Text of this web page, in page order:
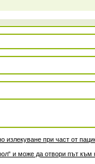
при част от
и може да отвори път към